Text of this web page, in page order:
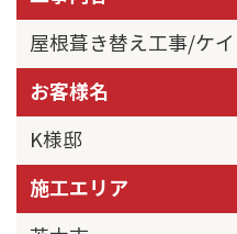
屋根葺き替え工事/ケ
お客様名
K様邸
施工エリア